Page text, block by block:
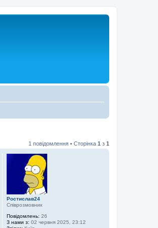
1 повідомлення • Сторінка 1 з 1
Ростислав24
Співрозмовник
Повідомлень: 26
З нами з: 02 червня 2025, 23:12